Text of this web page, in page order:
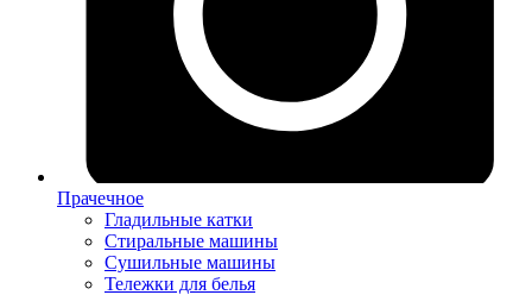
Прачечное
Гладильные катки
Стиральные машины
Сушильные машины
Тележки для белья